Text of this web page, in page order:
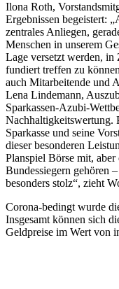
Ilona Roth,
Ergebnissen begeistert:
zentrales Anliegen,
Menschen in unserem
Lage versetzt werden, in
fundiert treffen zu
auch Mitarbeitende und
Lena Lindemann,
Sparkassen-Azubi-
Nachhaltigkeitswertung.
Sparkasse und seine
dieser besonderen
Planspiel Börse mit, aber
Bundessiegern gehören
besonders stolz“, zieht
Corona-bedingt wurde
Insgesamt können sich
Geldpreise im Wert von